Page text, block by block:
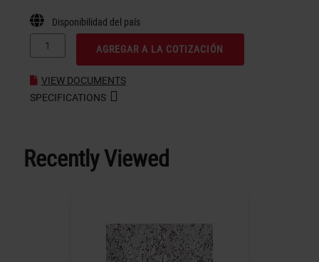
Disponibilidad del país
AGREGAR A LA COTIZACIÓN
VIEW DOCUMENTS
SPECIFICATIONS
Recently Viewed